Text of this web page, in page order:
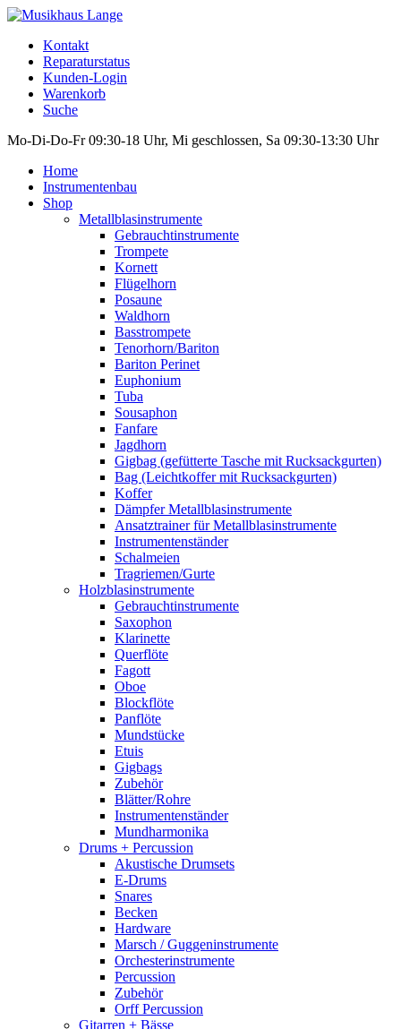
Kontakt
Reparaturstatus
Kunden-Login
Warenkorb
Suche
Mo-Di-Do-Fr 09:30-18 Uhr, Mi geschlossen, Sa 09:30-13:30 Uhr
Home
Instrumentenbau
Shop
Metallblasinstrumente
Gebrauchtinstrumente
Trompete
Kornett
Flügelhorn
Posaune
Waldhorn
Basstrompete
Tenorhorn/Bariton
Bariton Perinet
Euphonium
Tuba
Sousaphon
Fanfare
Jagdhorn
Gigbag (gefütterte Tasche mit Rucksackgurten)
Bag (Leichtkoffer mit Rucksackgurten)
Koffer
Dämpfer Metallblasinstrumente
Ansatztrainer für Metallblasinstrumente
Instrumentenständer
Schalmeien
Tragriemen/Gurte
Holzblasinstrumente
Gebrauchtinstrumente
Saxophon
Klarinette
Querflöte
Fagott
Oboe
Blockflöte
Panflöte
Mundstücke
Etuis
Gigbags
Zubehör
Blätter/Rohre
Instrumentenständer
Mundharmonika
Drums + Percussion
Akustische Drumsets
E-Drums
Snares
Becken
Hardware
Marsch / Guggeninstrumente
Orchesterinstrumente
Percussion
Zubehör
Orff Percussion
Gitarren + Bässe